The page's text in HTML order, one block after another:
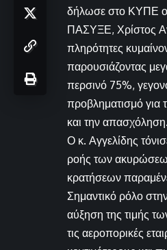
δήλωσε στο ΚΥΠΕ ο
ΠΑΣΥΞΕ, Χρίστος
πληρότητες
παρουσιάζοντας
περσινό 75%,
προβληματισμό για
και την απασχόληση.
Ο κ. Αγγελίδης
ροής των
κρατήσεων
Σημαντικό ρόλο
αύξηση της τιμής
τις αεροπορικές